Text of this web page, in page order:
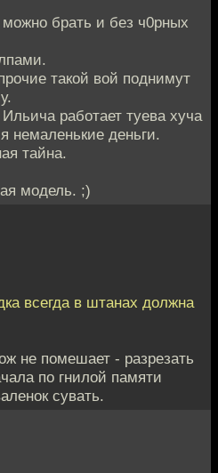
брать и без ч0рных
такой вой поднимут
работает туева хуча
немаленькие деньги.
тайна.
модель. ;)
всегда в штанах должна
не помешает - разрезать
по гнилой памяти
сувать.